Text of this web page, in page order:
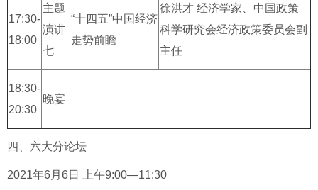
17:30-
18:00
主题
演讲
七
“十四五”中国经济
走势前瞻
徐洪才 经济学家、中国政策
科学研究会经济政策委员会副
主任
18:30-
20:30
晚宴
四、六大分论坛
2021年6月6日 上午9:00—11:30